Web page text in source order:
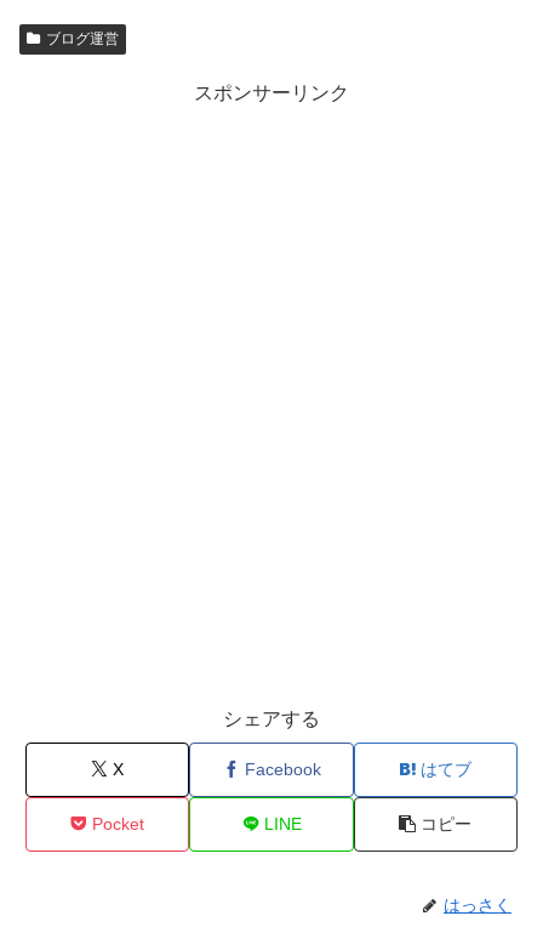
ブログ運営
スポンサーリンク
シェアする
X Facebook はてブ
Pocket LINE コピー
はっさく